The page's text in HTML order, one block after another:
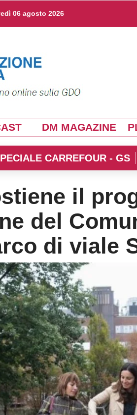
06 agosto 2026
DM MAGAZINE
CARREFOUR - GS
il
del
di viale